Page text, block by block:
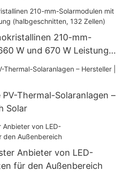
(60 W, 80 W, 100 W).
210-mm-
W und 670 W Leistung
Zellen)
Thermal-Solaranlagen –
Solar
Anbieter von LED-
für den Außenbereich